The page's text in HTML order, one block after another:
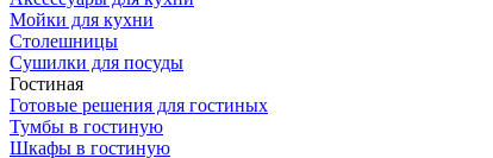
Мойки для кухни
Столешницы
Сушилки для посуды
Гостиная
Готовые решения для гостиных
Тумбы в гостиную
Шкафы в гостиную